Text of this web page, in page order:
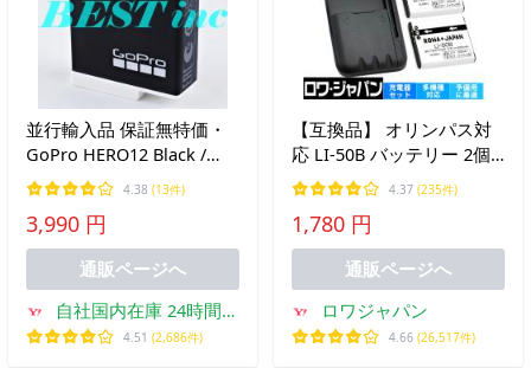
並行輸入品 保証無特価・
GoPro HERO12 Black /
HERO11 Black / HERO10
Black / HERO9 Black /
SPBL1B-C 海外バージョン
バッテリー容量:1720mAh
電圧制限:4.4V
4.38 (13件)
3,990 円
通販ページへ
自社国内在庫 24時間以
内スピード出荷 BEST
4.51 (2,686件)
【互換品】 オリンパス対
応 LI-50B バッテリー 2個
と USB マルチ充電器 セッ
ト OLYMPUS対応 ロワジ
ャパン
4.37 (235件)
1,780 円
通販ページへ
ロワジャパン
4.66 (26,517件)